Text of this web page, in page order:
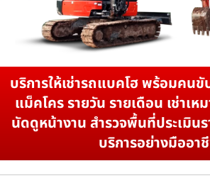
บริการให้เช่ารถแบคโฮ พร้อมคนขั
แม็คโคร รายวัน รายเดือน เช่าเห
นัดดูหน้างาน สำรวจพื้นที่ประเมินร
บริการอย่างมืออา